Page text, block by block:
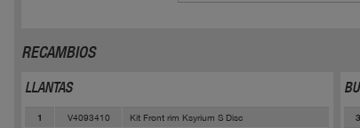
RECAMBIOS
LLANTAS
1 V4093410 Kit Front rim Ksyrium S Disc 3